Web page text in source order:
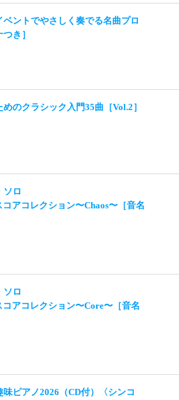
ベントでやさしく奏でる名曲プロ
き］
のクラシック入門35曲［Vol.2］
ソロ
アコレクション〜Chaos〜［音名
ソロ
アコレクション〜Core〜［音名
ピアノ2026（CD付）〈シンコ